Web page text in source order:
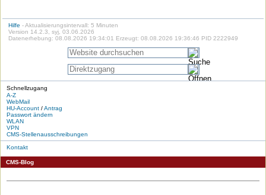
Hilfe - Aktualisierungsintervall: 5 Minuten
Version 14.2.3, syj, 03.06.2026
Datenerhebung: 08.08.2026 19:34:01 Erzeugt: 08.08.2026 19:36:46 PID 2222949
Schnellzugang
A-Z
WebMail
HU-Account /Antrag
Passwort ändern
WLAN
VPN
CMS-Stellenausschreibungen
Kontakt
CMS-Blog